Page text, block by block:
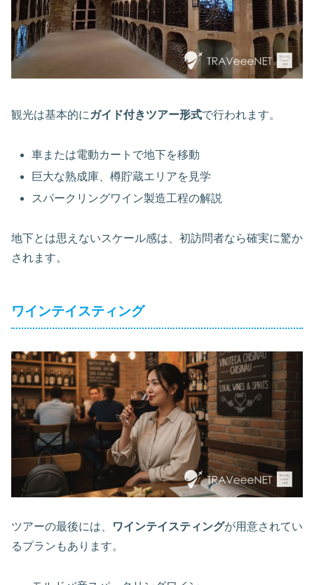
観光は基本的に ガイド付きツアー形式で行われます。
車または電動カートで地下を移動
巨大な熟成庫、樽貯蔵エリアを見学
スパークリングワイン製造工程の解説
地下とは思えないスケール感は、初訪問者なら確実に驚か
されます。
ワインテイスティング
ツアーの最後には、 ワインテイスティングが用意されてい
るプランもあります。